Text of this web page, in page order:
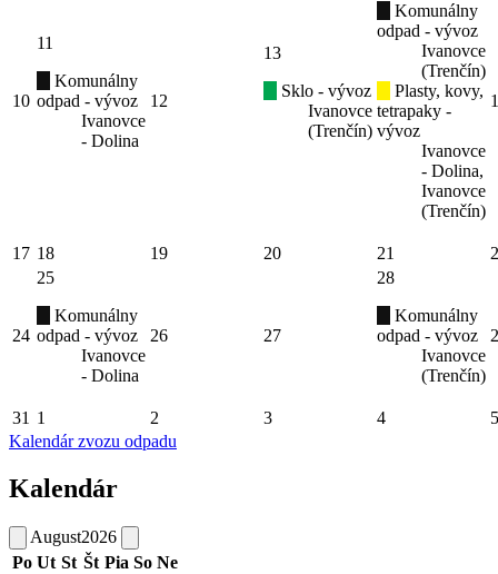
10
11
Komunálny
odpad - vývoz
Ivanovce
- Dolina
12
13
Sklo - vývoz
Ivanovce
(Trenčín)
Komunálny
odpad - vývoz
Ivanovce
(Trenčín)
Plasty, kovy,
tetrapaky -
vývoz
Ivanovce
- Dolina,
Ivanovce
(Trenčín)
17 18 19 20 21
24
25
Komunálny
odpad - vývoz
Ivanovce
- Dolina
26 27
28
Komunálny
odpad - vývoz
Ivanovce
(Trenčín)
31 1 2 3 4
5
Kalendár zvozu odpadu
Kalendár
August2026
Po Ut St Št Pia So Ne